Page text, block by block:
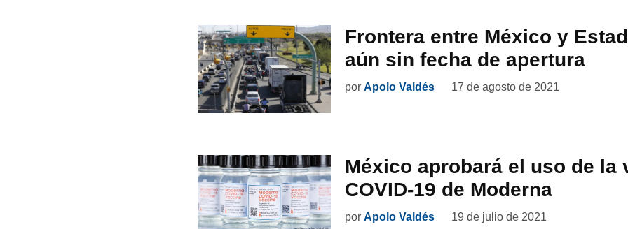
Frontera entre México y
aún sin fecha de apertura
por Apolo Valdés 17 de agosto de 2021
México aprobará el uso de la
COVID-19 de Moderna
por Apolo Valdés 19 de julio de 2021